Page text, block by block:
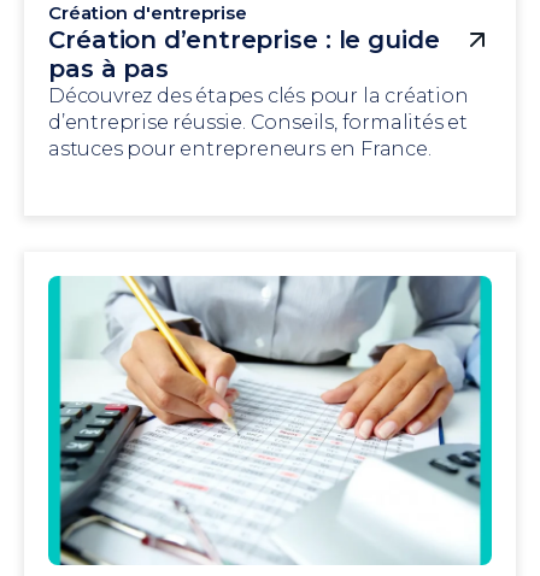
Création d'entreprise
Création d’entreprise : le guide
pas à pas
Découvrez des étapes clés pour la création
d’entreprise réussie. Conseils, formalités et
astuces pour entrepreneurs en France.